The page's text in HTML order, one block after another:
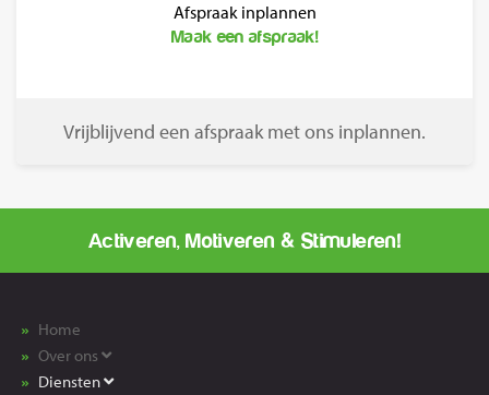
Afspraak inplannen
Maak een afspraak!
Vrijblijvend een afspraak met ons inplannen.
Activeren, Motiveren & Stimuleren!
Home
Over ons
Diensten